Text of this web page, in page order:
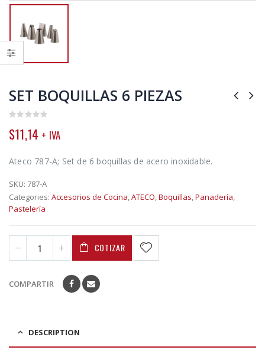
SET BOQUILLAS 6 PIEZAS
out
of
$11,14 + IVA
Ateco 787-A; Set de 6 boquillas de acero inoxidable.
SKU: 787-A
Categories: Accesorios de Cocina,ATECO,Boquillas,Panadería,
Pastelería
COTIZAR
COMPARTIR
DESCRIPTION